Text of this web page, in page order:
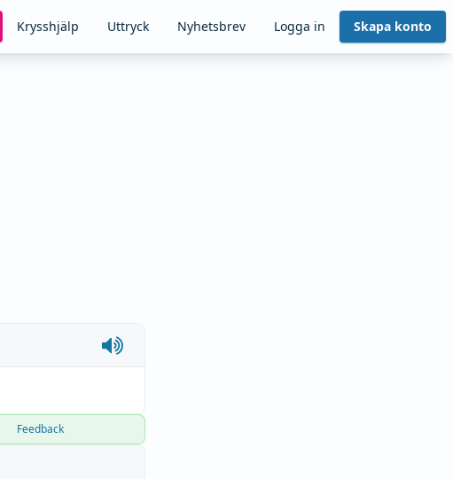
Krysshjälp Uttryck Nyhetsbrev Logga in Skapa konto
Feedback